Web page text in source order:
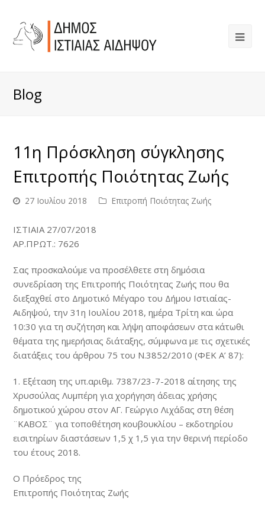
Blog
11η Πρόσκληση σύγκλησης
Επιτροπής Ποιότητας Ζωής
27 Ιουλίου 2018 Επιτροπή Ποιότητας Ζωής
ΙΣΤΙΑΙΑ 27/07/2018
ΑΡ.ΠΡΩΤ.: 7626
Σας προσκαλούμε να προσέλθετε στη δημόσια
συνεδρίαση της Επιτροπής Ποιότητας Ζωής που θα
διεξαχθεί στο Δημοτικό Μέγαρο του Δήμου Ιστιαίας-
Αιδηψού, την 31η Ιουλίου 2018, ημέρα Τρίτη και ώρα
10:30 για τη συζήτηση και λήψη αποφάσεων στα κάτωθι
θέματα της ημερήσιας διάταξης, σύμφωνα με τις σχετικές
διατάξεις του άρθρου 75 του Ν.3852/2010 (ΦΕΚ Α’ 87):
1. Εξέταση της υπ.αριθμ. 7387/23-7-2018 αίτησης της
Χρυσούλας Λυμπέρη για χορήγηση άδειας χρήσης
δημοτικού χώρου στον ΑΓ. Γεώργιο Λιχάδας στη θέση
¨ΚΑΒΟΣ¨ για τοποθέτηση κουβουκλίου – εκδοτηρίου
εισιτηρίων διαστάσεων 1,5 χ 1,5 για την θερινή περίοδο
του έτους 2018.
Ο Πρόεδρος της
Επιτροπής Ποιότητας Ζωής